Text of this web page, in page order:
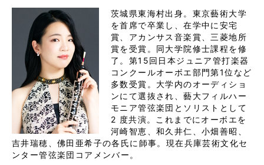
茨城県東海村出身。東京藝術大学
を首席で卒業し、在学中に安宅
賞、アカンサス音楽賞、三菱地所
賞を受賞。同大学院修士課程を修
了。第15回日本ジュニア管打楽器
コンクールオーボエ部門第1位など
多数受賞。大学内のオーディショ
ンにて選抜され、藝大フィルハー
モニア管弦楽団とソリストとして
2 度共演。これまでにオーボエを
河崎智恵、和久井仁、小畑善昭、
吉井瑞穂、佛田亜希子の各氏に師事。現在兵庫芸術文化セ
ンター管弦楽団コアメンバー。